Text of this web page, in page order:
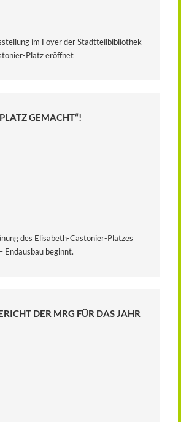
im Foyer der Stadtteilbibliothek
Platz eröffnet
GEMACHT“!
des Elisabeth-Castonier-Platzes
Endausbau beginnt.
DER MRG FÜR DAS JAHR